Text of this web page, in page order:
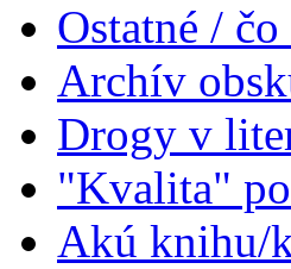
Ostatné /
Archív
Drogy v
"Kvalita"
Akú knihu/